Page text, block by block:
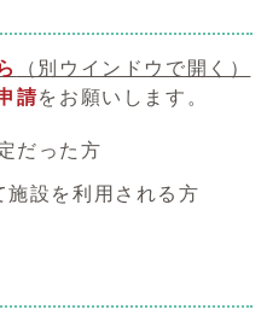
（別ウインドウで開く）
請をお願いします。
だった方
施設を利用される方